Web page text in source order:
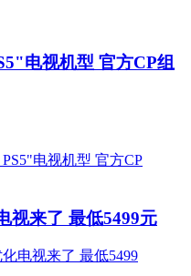
电视机型 官方CP组
视来了 最低5499元